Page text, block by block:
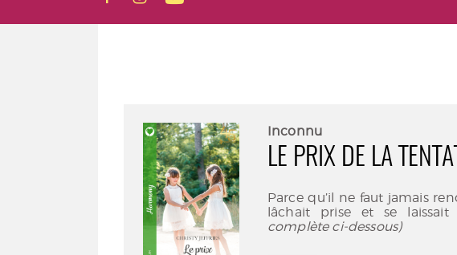
Inconnu
LE PRIX DE LA
Parce qu’il ne faut jamais
lâchait prise et se laissait
complète ci-dessous)